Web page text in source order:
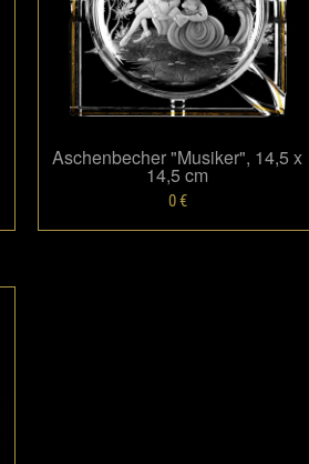
Aschenbecher "Musiker", 14,5 x
14,5 cm
0 €
Размер: 14.5 х 14.5
0 €
Mehr